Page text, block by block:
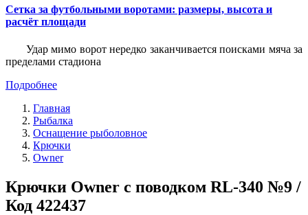
Сетка за футбольными воротами: размеры, высота и
расчёт площади
Удар мимо ворот нередко заканчивается поисками мяча за
пределами стадиона
Подробнее
Главная
Рыбалка
Оснащение рыболовное
Крючки
Owner
Крючки Owner с поводком RL-340 №9 /
Код 422437